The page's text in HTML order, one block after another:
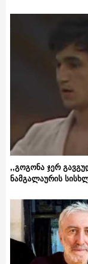
,,გოგონა ჯერ
ნამგალაურის